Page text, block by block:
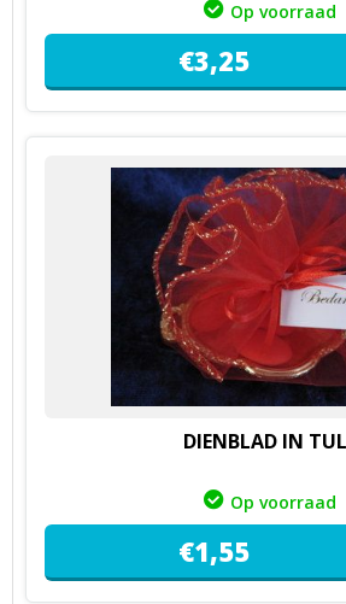
Op voorraad
€3,25
DIENBLAD IN
Op voorraad
€1,55